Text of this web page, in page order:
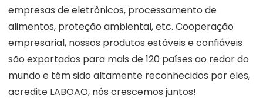
empresas de eletrônicos, processamento de
alimentos, proteção ambiental, etc. Cooperação
empresarial, nossos produtos estáveis e confiáveis
são exportados para mais de 120 países ao redor do
mundo e têm sido altamente reconhecidos por eles,
acredite LABOAO, nós crescemos juntos!